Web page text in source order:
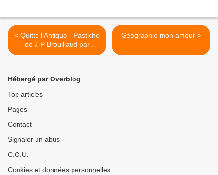
< Quitte l'Antique - Pastiche
de J-P Brouillaud par
Balthazar A-J
Géographie mon amour >
Hébergé par Overblog
Top articles
Pages
Contact
Signaler un abus
C.G.U.
Cookies et données personnelles